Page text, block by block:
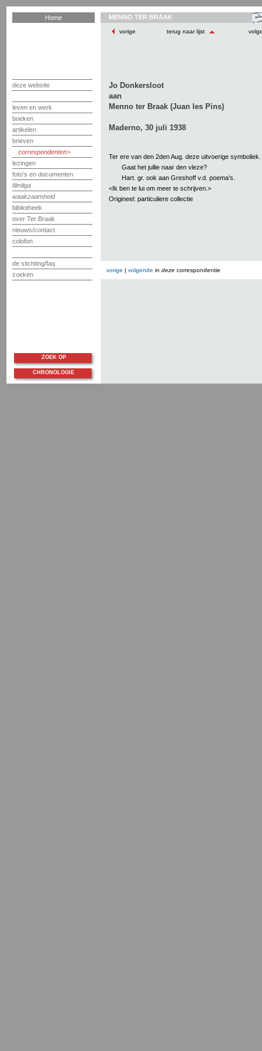
Home
deze website
leven en werk
boeken
artikelen
brieven
correspondenten
lezingen
foto's en documenten
filmliga
waakzaamheid
bibliotheek
over Ter Braak
nieuws/contact
colofon
de stichting/faq
zoeken
MENNO TER BRAAK
vorige terug naar lijst
Jo Donkersloot
aan
Menno ter Braak (Juan les Pins)
Maderno, 30 juli 1938
Ter ere van den 2den Aug. deze uitvoerige symboliek.
Gaat het jullie naar den vleze?
Hart. gr. ook aan Greshoff v.d. poema's.
<Ik ben te lui om meer te schrijven.>
Origineel: particuliere collectie
vorige | volgende in deze correspondentie
ZOEK OP
CHRONOLOGIE